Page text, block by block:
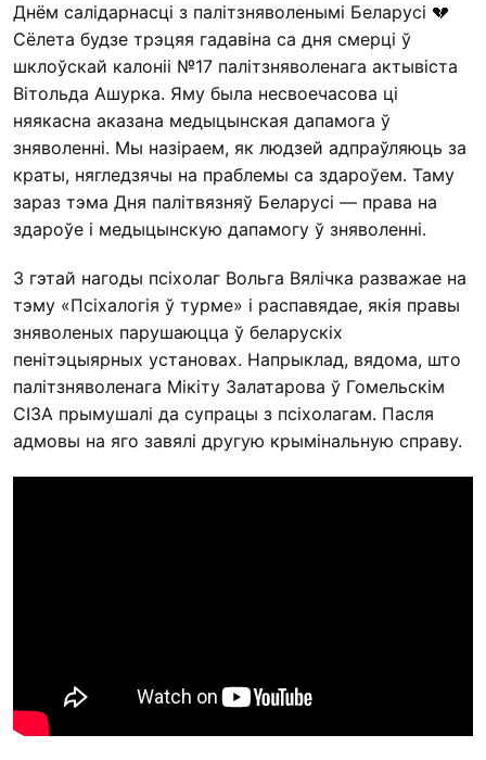
Днём салідарнасці з палітзняволенымі Беларусі 💔
Сёлета будзе трэцяя гадавіна са дня смерці ў
шклоўскай калоніі №17 палітзняволенага актывіста
Вітольда Ашурка. Яму была несвоечасова ці
няякасна аказана медыцынская дапамога ў
зняволенні. Мы назіраем, як людзей адпраўляюць за
краты, нягледзячы на праблемы са здароўем. Таму
зараз тэма Дня палітвязняў Беларусі — права на
здароўе і медыцынскую дапамогу ў зняволенні.
З гэтай нагоды псіхолаг Вольга Вялічка разважае на
тэму «Псіхалогія ў турме» і распавядае, якія правы
зняволеных парушаюцца ў беларускіх
пенітэцыярных установах. Напрыклад, вядома, што
палітзняволенага Мікіту Залатарова ў Гомельскім
СІЗА прымушалі да супрацы з псіхолагам. Пасля
адмовы на яго завялі другую крымінальную справу.